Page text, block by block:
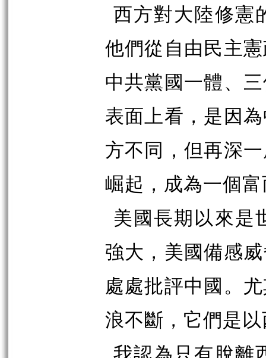
西方對大陸修憲
他們從自由民主
中共黨國一體、
表面上看，是因
方不同，但再深
崛起，成為一個
美國長期以來是
強大，美國備感
處處批評中國。
浪不斷，它們是